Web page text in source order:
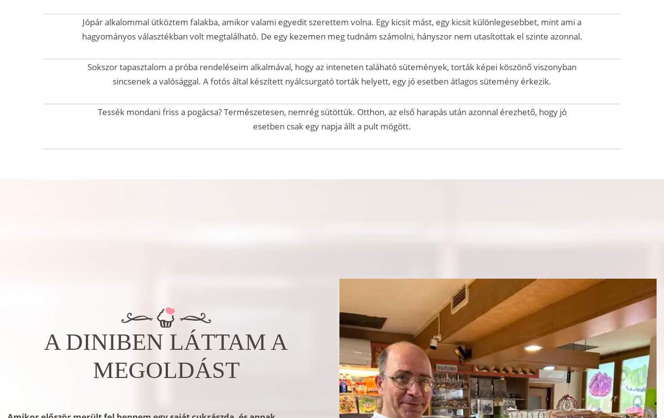
Jópár alkalommal ütköztem falakba, amikor valami egyedit szerettem volna. Egy kicsit mást, egy kicsit különlegesebbet, mint ami a
hagyományos választékban volt megtalálható. De egy kezemen meg tudnám számolni, hányszor nem utasítottak el szinte azonnal.
Sokszor tapasztalom a próba rendeléseim alkalmával, hogy az inteneten taláható sütemények, torták képei köszönő viszonyban
sincsenek a valósággal. A fotós által készített nyálcsurgató torták helyett, egy jó esetben átlagos sütemény érkezik.
Tessék mondani friss a pogácsa? Természetesen, nemrég sütöttük. Otthon, az első harapás után azonnal érezhető, hogy jó
esetben csak egy napja állt a pult mögött.
A DINIBEN LÁTTAM A
MEGOLDÁST